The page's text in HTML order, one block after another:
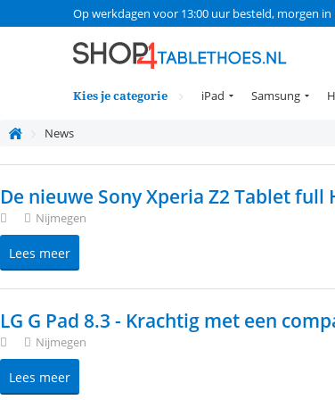
Op werkdagen voor 13:00 uur besteld, morgen in
Kies je categorie iPad Samsung
News
De nieuwe Sony Xperia Z2 Tablet full
Nijmegen
Lees meer
LG G Pad 8.3 - Krachtig met een
Nijmegen
Lees meer